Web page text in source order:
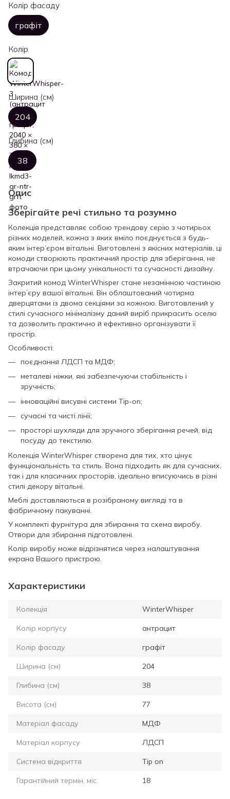
Колір фасаду
графіт
Колір
Ширина (см)
204
Глибина (см)
38
Опис
Зберігайте речі стильно та розумно
Колекція представляє собою трендову серію з чотирьох
різних моделей, кожна з яких вміло поєднується з будь-
яким інтер’єром вітальні. Виготовлені з якісних матеріалів, ці
комоди створюють практичний простір для зберігання, не
втрачаючи при цьому унікальності та сучасності дизайну.
Закритий комод WinterWhisper стане незамінною частиною
інтер’єру вашої вітальні. Він облаштований чотирма
дверцятами із двома секціями за кожною. Виготовлений у
стилі сучасного мінімалізму даний виріб прикрасить оселю
та дозволить практично й ефективно організувати її
простір.
Особливості:
поєднання ЛДСП та МДФ;
металеві ніжки, які забезпечуючи стабільність і
зручність;
інноваційні висувні системи Tip-on;
сучасні та чисті лінії;
просторі шухляди для зручного зберігання речей, від
посуду до текстилю.
Колекція WinterWhisper створена для тих, хто цінує
функціональність та стиль. Вона підходить як для сучасних,
так і для класичних просторів, ідеально вписуючись в різні
стилі декору вітальні.
Меблі доставляються в розібраному вигляді та в
фабричному пакуванні.
У комплекті фурнітура для збирання та схема виробу.
Отвори для збирання підготовлені.
Колір виробу може відрізнятися через налаштування
екрана Вашого пристрою.
Характеристики
Колекція WinterWhisper
Колір корпусу антрацит
Колір фасаду графіт
Ширина (см) 204
Глибина (см) 38
Висота (см) 77
Матеріал фасаду МДФ
Матеріал корпусу ЛДСП
Система відкриття Tip on
Гарантійний термін, міс. 18